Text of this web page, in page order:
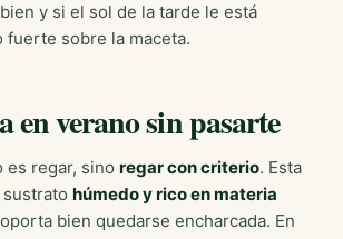
y si el sol de la tarde le está
fuerte sobre la maceta.
en verano sin pasarte
es regar, sino regar con criterio. Esta
húmedo y rico en materia
bien quedarse encharcada. En